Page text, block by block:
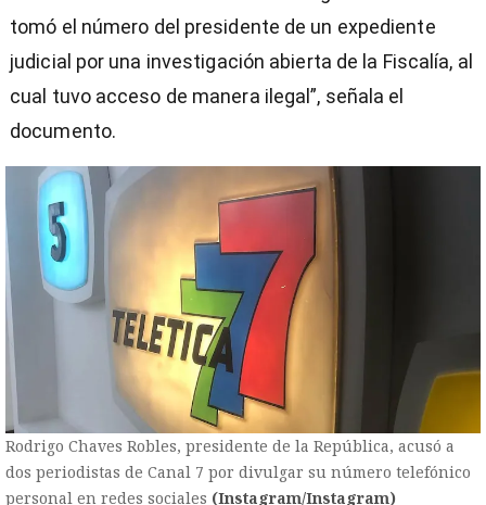
tomó el número del presidente de un expediente
judicial por una investigación abierta de la Fiscalía, al
cual tuvo acceso de manera ilegal”, señala el
documento.
Rodrigo Chaves Robles, presidente de la República, acusó a
dos periodistas de Canal 7 por divulgar su número telefónico
personal en redes sociales (Instagram/Instagram)